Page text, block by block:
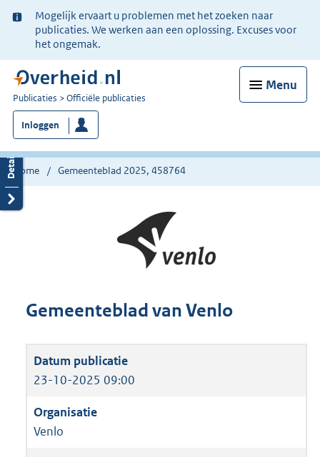
Ter
informatie:
Mogelijk ervaart u problemen met het zoeken naar
publicaties. We werken aan een oplossing. Excuses voor
het ongemak.
Menu
U
bent
nu
hier:
Publicaties Officiële publicaties
Inloggen
Home Gemeenteblad 2025, 458764
Gemeenteblad van Venlo
23-10-2025 09:00
Venlo